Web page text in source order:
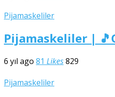
Pijamaskeliler
Pijamaskeliler |
6 yıl ago 81 Likes829
Pijamaskeliler